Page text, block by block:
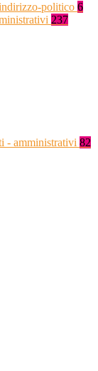
politico 6
237
- amministrativi 82